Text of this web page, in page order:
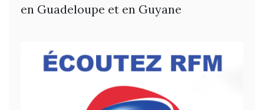
en Guadeloupe et en Guyane